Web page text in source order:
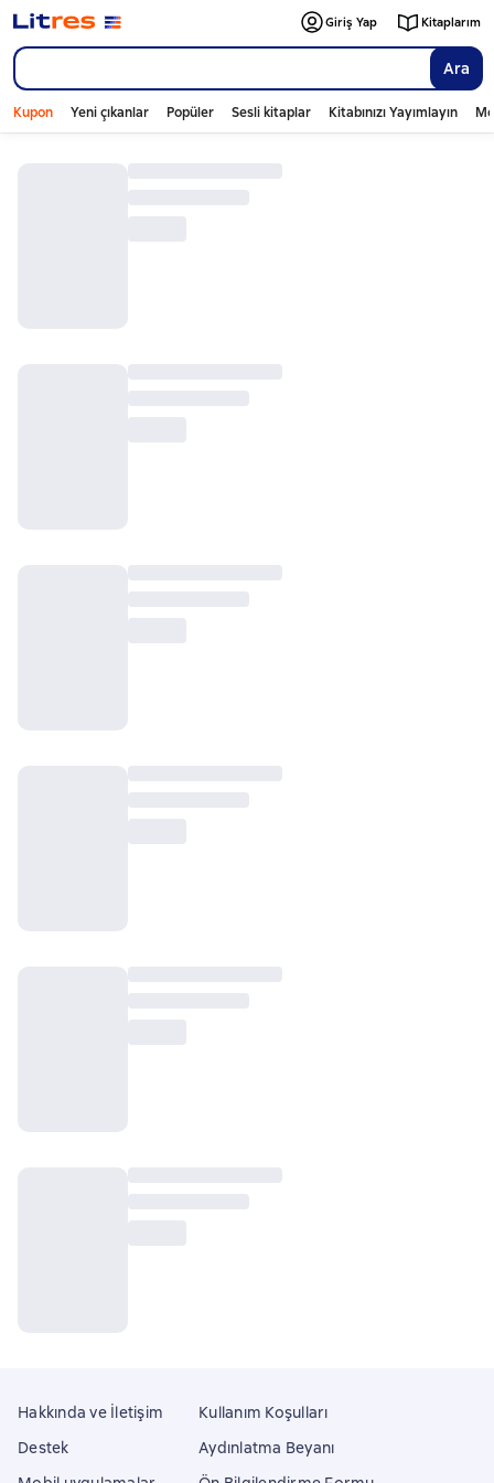
Ara
Giriş Yap Kitaplarım
Kupon Yeni çıkanlar Popüler Sesli kitaplar Kitabınızı Yayımlayın
Hakkında ve İletişim
Destek
Kullanım Koşulları
Aydınlatma Beyanı